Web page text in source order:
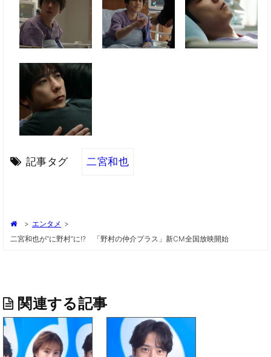
記事タグ 二宮和也
> エンタメ >
二宮和也が“に野村”に!? 「野村の仲介プラス」新CM全国放映開始
関連する記事